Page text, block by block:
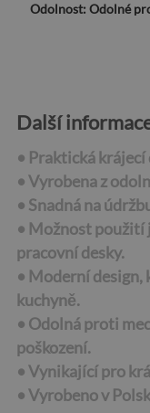
Odolnost: Odolné
Další
• Praktická krájecí
• Vyrobena z
• Snadná na
• Možnost použití
pracovní desky.
• Moderní design,
kuchyně.
• Odolná proti
poškození.
• Vynikající pro
•Vyrobeno v